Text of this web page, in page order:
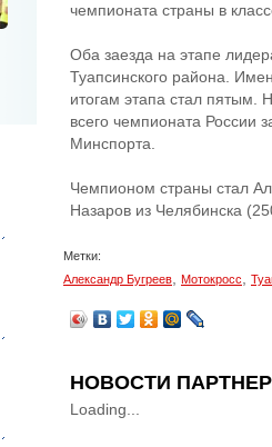
чемпионата страны в
Оба заезда на этапе
Туапсинского района.
итогам этапа стал пятым.
всего чемпионата России
Минспорта.
Чемпионом страны стал
Назаров из Челябинска
Метки:
Александр Бугреев
Мотокросс
НОВОСТИ
Loading...